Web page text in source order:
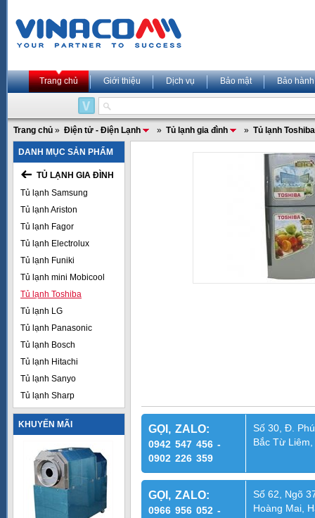
Trang chủ Giới thiệu Dịch vụ Bảo mật Bảo hành
Trang chủ » Điện tử - Điện Lạnh » Tủ lạnh gia đình » Tủ lạnh Toshiba
DANH MỤC SẢN PHẨM
TỦ LẠNH GIA ĐÌNH
Tủ lạnh Samsung
Tủ lạnh Ariston
Tủ lạnh Fagor
Tủ lạnh Electrolux
Tủ lạnh Funiki
Tủ lạnh mini Mobicool
Tủ lạnh Toshiba
Tủ lạnh LG
Tủ lạnh Panasonic
Tủ lạnh Bosch
Tủ lạnh Hitachi
Tủ lạnh Sanyo
Tủ lạnh Sharp
KHUYẾN MÃI GỌI, ZALO:
0942 547 456 -
0902 226 359
Số 30, Đ.
Bắc Từ
GỌI, ZALO:
0966 956 052 -
Số 62, Ngõ
Hoàng Mai,